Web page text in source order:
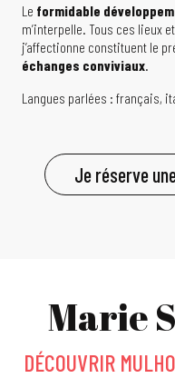
Le formidable
m’interpelle. Tous ces lieux
j’affectionne constituent le
échanges conviviaux
Langues parlées : français,
Je réserve
Marie
DÉCOUVRIR